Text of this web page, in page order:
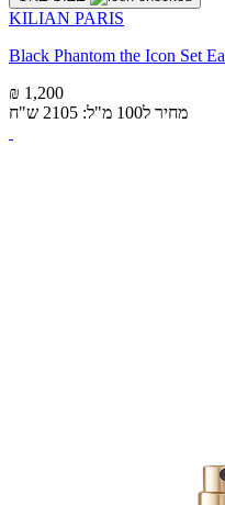
KILIAN PARIS
Black Phantom the Icon Set
₪ 1,200
מחיר ל100 מ"ל: 2105 ש"ח